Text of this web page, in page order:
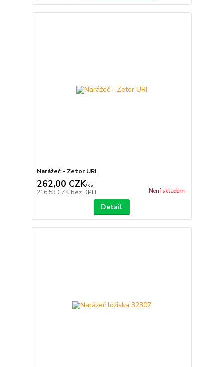
Narážeč - Zetor URI
262,00 CZK/ks
216,53 CZK bez DPH Není skladem
Detail